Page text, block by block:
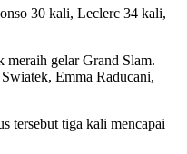
30 kali, Leclerc 34 kali,
meraih gelar Grand Slam.
Emma Raducani,
tersebut tiga kali mencapai